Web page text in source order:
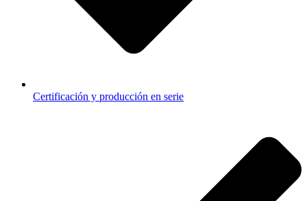
Certificación y producción en serie